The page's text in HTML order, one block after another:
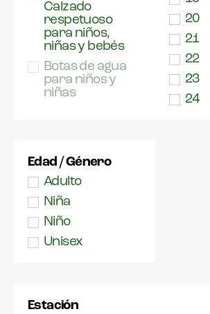
Calzado
respetuoso
para niños,
niñas y bebés
Botas de agua
para niños y
niñas
Casual
Deportivas para
niños y niñas
Espartos
20
21
22
23
24
Edad / Género
Adulto
Niña
Niño
Unisex
Estación